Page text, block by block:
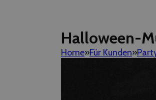
Halloween-
Home Für Kunden